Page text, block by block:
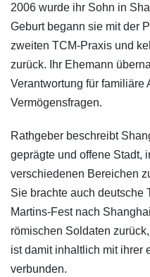
2006 wurde ihr Sohn in
Geburt begann sie mit der
zweiten TCM-Praxis und
zurück. Ihr Ehemann
Verantwortung für familiäre
Vermögensfragen.
Rathgeber beschreibt
geprägte und offene Stadt,
verschiedenen Bereichen
Sie brachte auch deutsche
Martins-Fest nach
römischen Soldaten
ist damit inhaltlich mit ihrer
verbunden.